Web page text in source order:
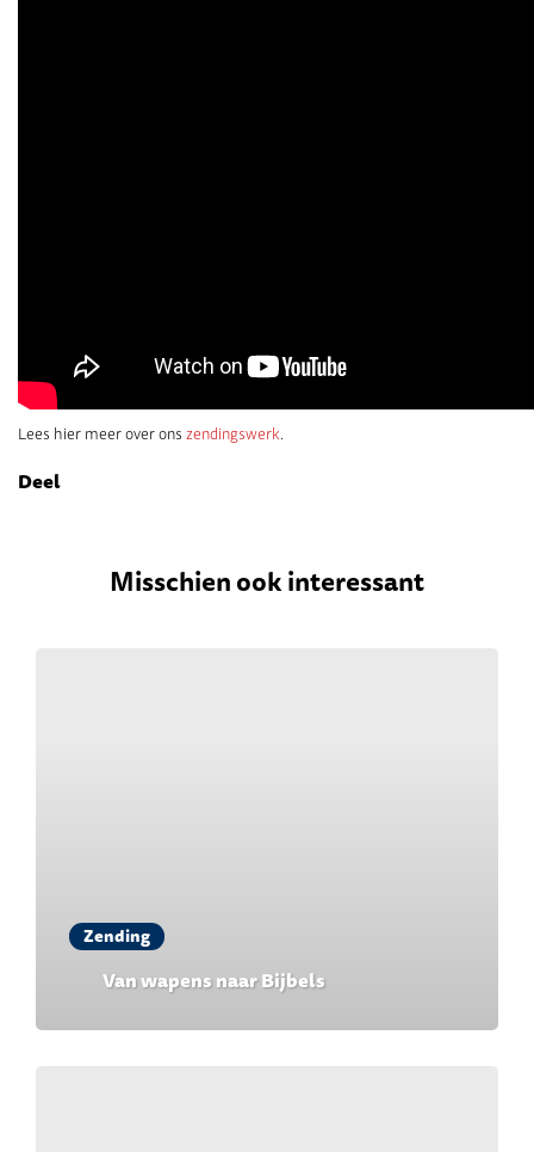
Lees hier meer over ons zendingswerk.
Deel
Misschien ook interessant
Zending
Van wapens naar Bijbels